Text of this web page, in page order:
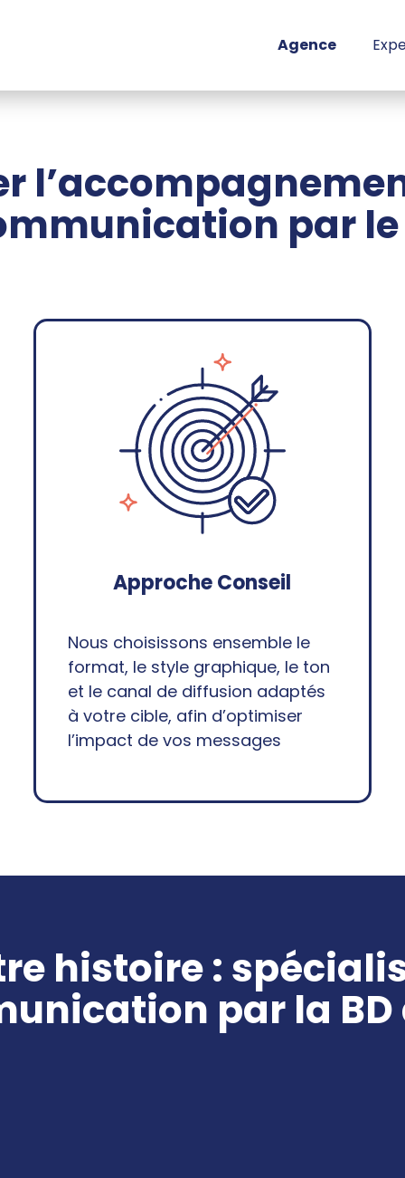
Agence
par
Approche Conseil
Nous choisissons ensemble le
format, le style graphique, le ton
et le canal de diffusion adaptés
à votre cible, afin d’optimiser
l’impact de vos messages
histoire :
par la BD